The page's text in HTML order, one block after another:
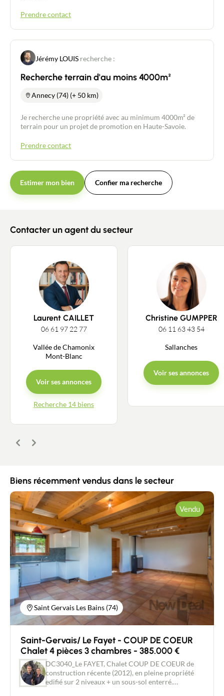
Prendre contact
Jérémy LOUIS recherche :
Recherche terrain d'au moins 4000m²
Annecy (74) (+ 50 km)
Je recherche une propriété avec au minimum 4000m² de
terrain pour un projet de promotion en Haute-Savoie.
Prendre contact
Estimer mon bien Confier ma recherche
Contacter un agent du secteur
Laurent CAILLET
06 61 97 22 77
Vallée de Chamonix
Mont-Blanc
Voir ses annonces
Recherche 14 biens
Christine GUMPPER
06 11 63 43 54
Sallanches
Voir ses annonces
Précédent
Suivant
Biens récemment vendus dans le secteur
Saint Gervais Les Bains (74)
Vendu
Saint-Gervais/ Le Fayet - COUP DE COEUR
Chalet 4 pièces 3 chambres - 385.000 €
DC3040_Le FAYET, Chalet COUP DE COEUR de
construction récente (2012), en pleine propriété
edifié sur 2 niveaux + un sous-sol enterré.